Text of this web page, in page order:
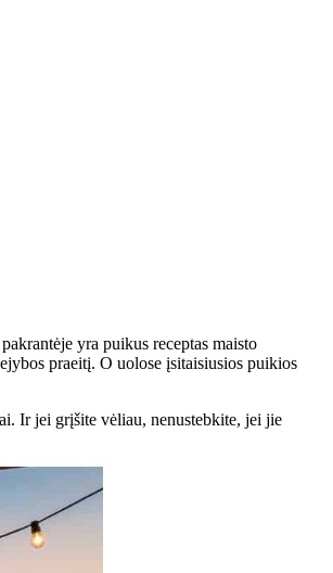
yra puikus receptas maisto
praeitį. O uolose įsitaisiusios puikios
Ir jei grįšite vėliau, nenustebkite, jei jie